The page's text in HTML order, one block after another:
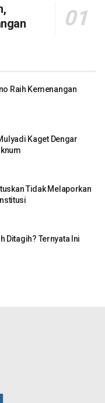
Raih Kemenangan
Kaget Dengar
Tidak Melaporkan
Ditagih? Ternyata Ini